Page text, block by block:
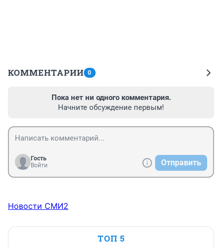
КОММЕНТАРИИ 0
Пока нет ни одного комментария.
Начните обсуждение первым!
Гость
Войти
Отправить
Новости СМИ2
ТОП 5